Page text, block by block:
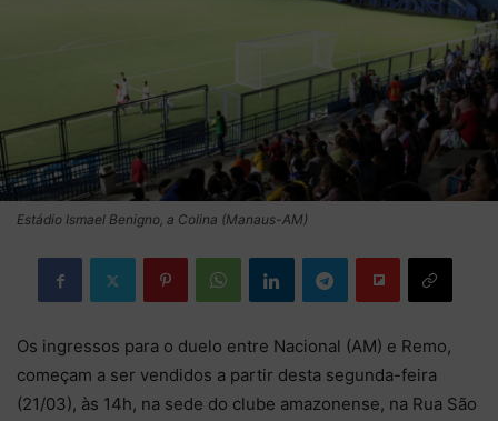
Estádio Ismael Benigno, a Colina (Manaus-AM)
Os ingressos para o duelo entre Nacional (AM) e Remo,
começam a ser vendidos a partir desta segunda-feira
(21/03), às 14h, na sede do clube amazonense, na Rua São